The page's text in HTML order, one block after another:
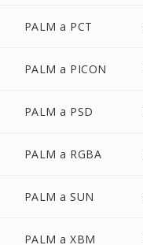
PALM a PCT
PALM a PICON
PALM a PSD
PALM a RGBA
PALM a SUN
PALM a XBM